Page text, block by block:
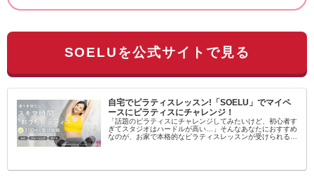
SOELUを公式サイトで見る
自宅でピラティスレッスン!「SOELU」でマイペ
ースにピラティスにチャレンジ！
「話題のピラティスにチャレンジしてみたいけど、初心者す
ぎてスタジオはハードルが高い…」そんなあなたにおすすめ
なのが、お家で本格的なピラティスレッスンが受けられるオ